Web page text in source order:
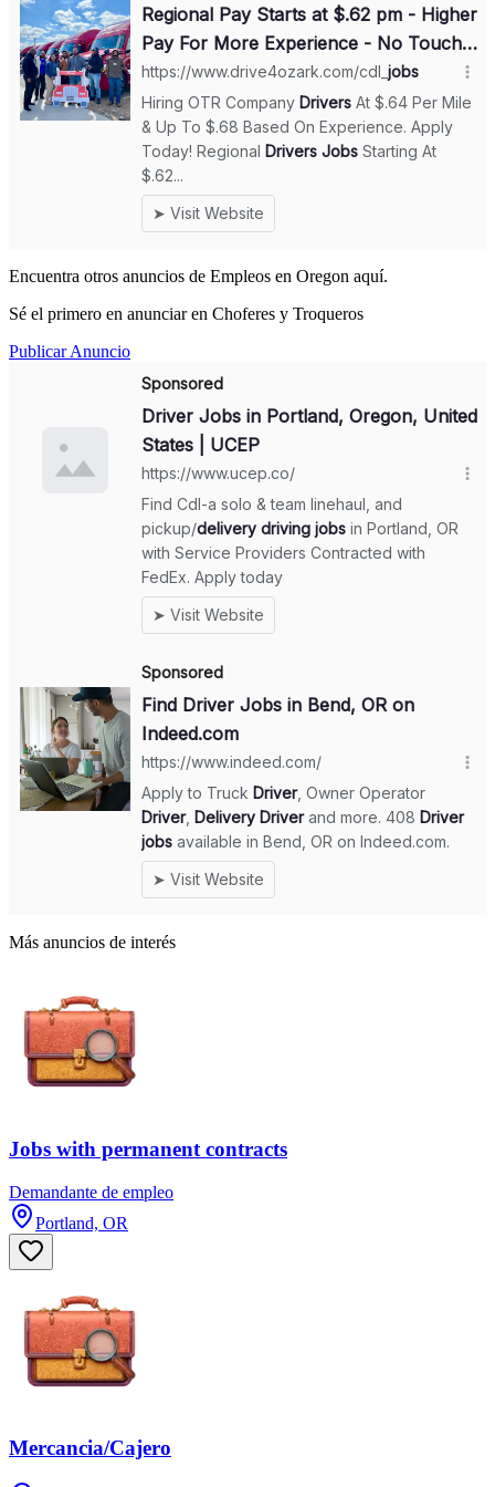
Encuentra otros anuncios de Empleos en Oregon aquí.
Sé el primero en anunciar en Choferes y Troqueros
Publicar Anuncio
Más anuncios de interés
Jobs with permanent contracts
Demandante de empleo
Portland, OR
Mercancia/Cajero